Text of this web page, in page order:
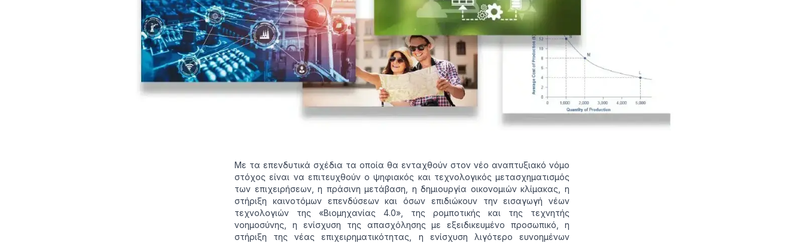
Με τα επενδυτικά σχέδια τα οποία θα ενταχθούν στον νέο αναπτυξιακό νόμο
στόχος είναι να επιτευχθούν ο ψηφιακός και τεχνολογικός μετασχηματισμός
των επιχειρήσεων, η πράσινη μετάβαση, η δημιουργία οικονομιών κλίμακας, η
στήριξη καινοτόμων επενδύσεων και όσων επιδιώκουν την εισαγωγή νέων
τεχνολογιών της «Βιομηχανίας 4.0», της ρομποτικής και της τεχνητής
νοημοσύνης, η ενίσχυση της απασχόλησης με εξειδικευμένο προσωπικό, η
στήριξη της νέας επιχειρηματικότητας, η ενίσχυση λιγότερο ευνοημένων